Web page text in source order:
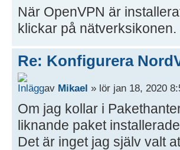
När OpenVPN är
klickar på nätverksikonen.
Re: Konfigurera
av Mikael » lör jan 18, 2020
Om jag kollar i
liknande paket
Det är inget jag själv valt